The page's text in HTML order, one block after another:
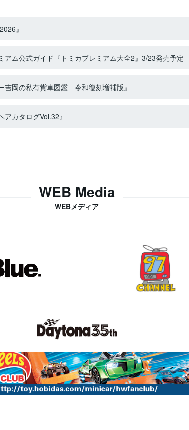
』
アム公式ガイド『トミカプレミアム大全2』3/23発売予定
吉岡の私有貨車図鑑 令和復刻増補版』
カタログVol.32』
WEB Media
WEBメディア